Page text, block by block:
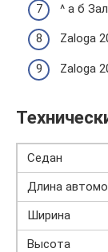
^ а б
Zaloga
Zaloga
Седан
Длина
Ширина
Высота